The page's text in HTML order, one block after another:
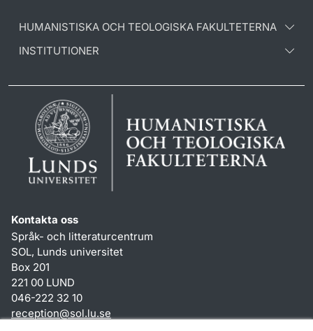
HUMANISTISKA OCH TEOLOGISKA FAKULTETERNA
INSTITUTIONER
Kontakta oss
Språk- och litteraturcentrum
SOL, Lunds universitet
Box 201
221 00 LUND
046-222 32 10
reception@sol.lu.se